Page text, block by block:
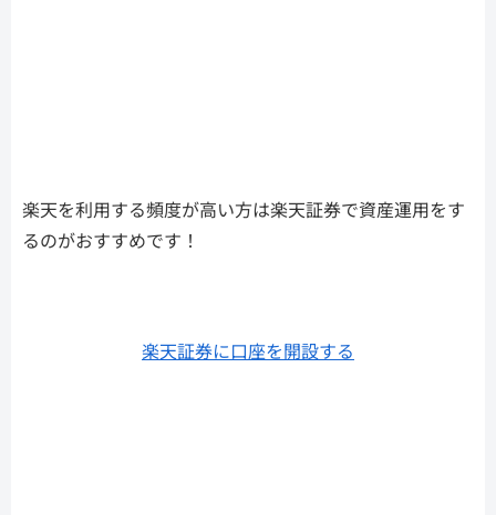
楽天を利用する頻度が高い方は楽天証券で資産運用をす
るのがおすすめです！
楽天証券に口座を開設する